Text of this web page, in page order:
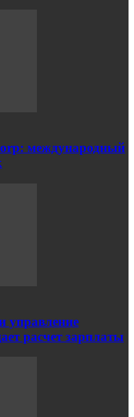
международный
управление
расчет зарплаты